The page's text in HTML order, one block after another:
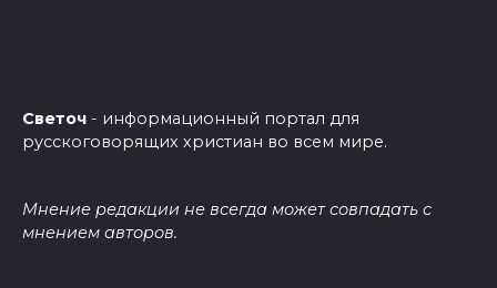
Светоч - информационный портал для
русскоговорящих христиан во всем мире.
Мнение редакции не всегда может совпадать с
мнением авторов.